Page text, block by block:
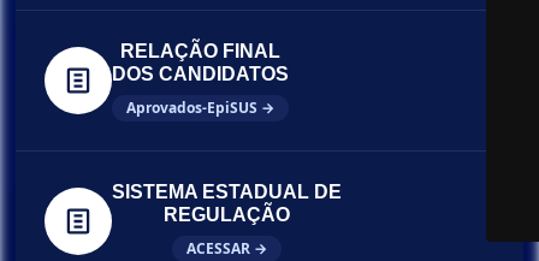
RELAÇÃO FINAL
DOS CANDIDATOS
Aprovados-EpiSUS →
SISTEMA ESTADUAL DE
REGULAÇÃO
ACESSAR →